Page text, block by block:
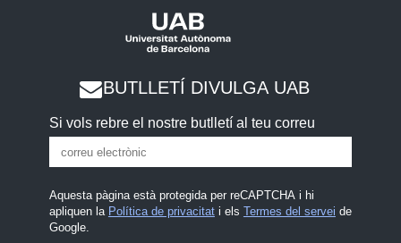
BUTLLETÍ DIVULGA UAB
Si vols rebre el nostre butlletí al teu correu
Aquesta pàgina està protegida per reCAPTCHA i hi
apliquen la Política de privacitati els Termes del servei de
Google.